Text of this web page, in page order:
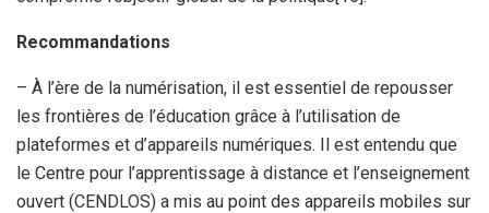
Recommandations
– À l’ère de la numérisation, il est essentiel de repousser
les frontières de l’éducation grâce à l’utilisation de
plateformes et d’appareils numériques. Il est entendu que
le Centre pour l’apprentissage à distance et l’enseignement
ouvert (CENDLOS) a mis au point des appareils mobiles sur